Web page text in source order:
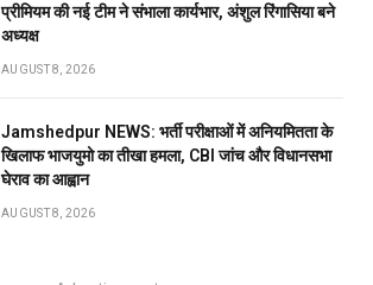
प्रीमियम की नई टीम ने संभाला कार्यभार, अंशुल रिंगासिया बने
अध्यक्ष
AUGUST 8, 2026
Jamshedpur NEWS: भर्ती परीक्षाओं में अनियमितता के
खिलाफ भाजयुमो का तीखा हमला, CBI जांच और विधानसभा
घेराव का आह्वान
AUGUST 8, 2026